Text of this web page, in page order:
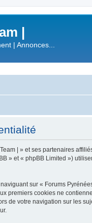
|
| Annonces...
| » et ses partenaires
» et « phpBB Limited »)
sur « Forums
premiers cookies ne
de votre navigation sur les